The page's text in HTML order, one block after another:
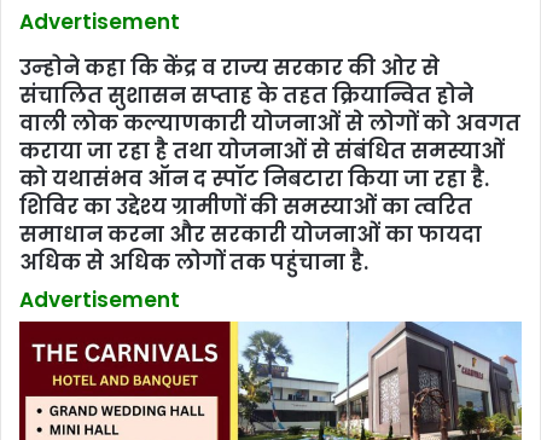
Advertisement
उन्‍होने कहा कि केंद्र व राज्य सरकार की ओर से
संचालित सुशासन सप्ताह के तहत क्रियान्वित होने
वाली लोक कल्याणकारी योजनाओं से लोगों को अवगत
कराया जा रहा है तथा योजनाओं से संबंधित समस्याओं
को यथासंभव ऑन द स्पॉट निबटारा किया जा रहा है.
शिविर का उद्देश्य ग्रामीणों की समस्याओं का त्वरित
समाधान करना और सरकारी योजनाओं का फायदा
अधिक से अधिक लोगों तक पहुंचाना है.
Advertisement